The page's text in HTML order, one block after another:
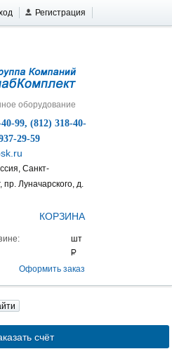
Регистрация
оборудование
99, (812) 318-40-
29-59
Санкт-
пр. Луначарского, д.
КОРЗИНА
Оформить заказ
счёт